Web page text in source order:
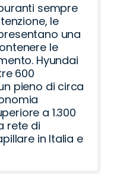
sempre
le
una
le
Hyundai
600
pieno di circa
a 1.300
rete di
in Italia e